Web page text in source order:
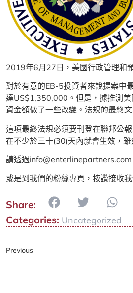
2019年6月27日，美國行政管理和
對於有意的EB-5投資者來說提案中
達US$1,350,000。但是，據推測美
資金額做了一些改變。法規的最終文
這項最終法規必須要刊登在聯邦公
在不少於三十(30)天內就會生效，
請透過info@enterlinepartners.com
或是到我們的粉絲專頁，按讚接收
Categories: Uncategorized
Previous